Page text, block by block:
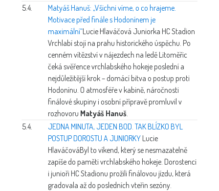
5.4.
Matyáš Hanuš: „Všichni víme, o co hrajeme.
Motivace před finále s Hodonínem je
maximální“Lucie Hlaváčová Juniorka HC Stadion
Vrchlabí stojí na prahu historického úspěchu. Po
cenném vítězství v nájezdech na ledě Litoměřic
čeká svěřence vrchlabského hokeje poslední a
nejdůležitější krok – domácí bitva o postup proti
Hodonínu. O atmosféře v kabině, náročnosti
finálové skupiny i osobní přípravě promluvil v
rozhovoru Matyáš Hanuš
5.4.
JEDNA MINUTA, JEDEN BOD. TAK BLÍZKO BYL
POSTUP DOROSTU A JUNIORKY Lucie
HlaváčováByl to víkend, který se nesmazatelně
zapíše do paměti vrchlabského hokeje. Dorostenci
i junioři HC Stadionu prožili finálovou jízdu, která
gradovala až do posledních vteřin sezóny.